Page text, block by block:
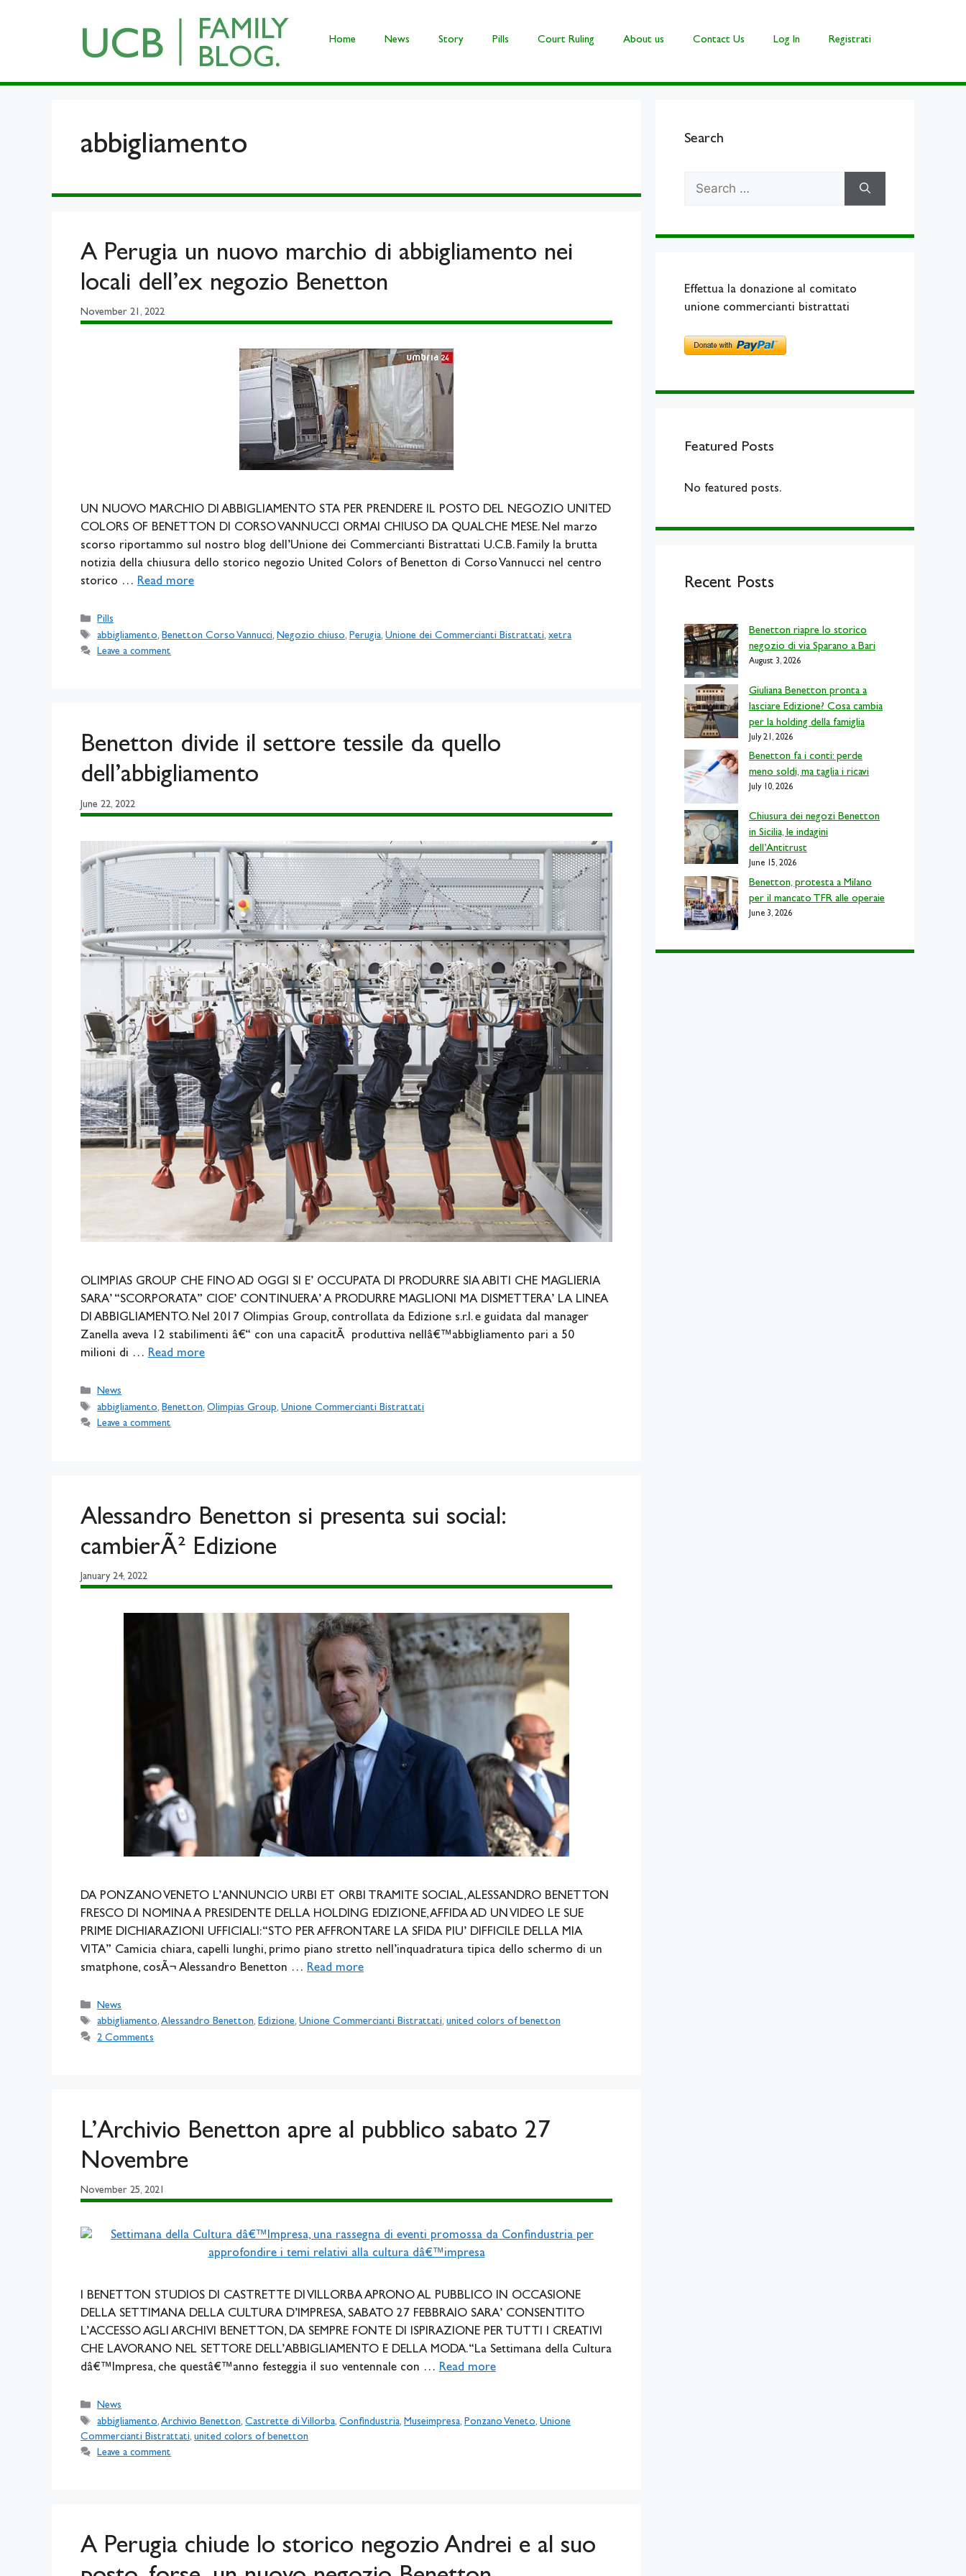
Home News Story Pills Court Ruling About us Contact Us Log In Registrati
abbigliamento
A Perugia un nuovo marchio di abbigliamento nei
locali dell’ex negozio Benetton
November 21, 2022
UN NUOVO MARCHIO DI ABBIGLIAMENTO STA PER PRENDERE IL POSTO DEL NEGOZIO UNITED
COLORS OF BENETTON DI CORSO VANNUCCI ORMAI CHIUSO DA QUALCHE MESE. Nel marzo
scorso riportammo sul nostro blog dell’Unione dei Commercianti Bistrattati U.C.B. Family la brutta
notizia della chiusura dello storico negozio United Colors of Benetton di Corso Vannucci nel centro
storico … Read more
Categories
Pills
Tags
abbigliamento,Benetton Corso Vannucci,Negozio chiuso,Perugia,Unione dei Commercianti Bistrattati,xetra
Leave a comment
Benetton divide il settore tessile da quello
dell’abbigliamento
June 22, 2022
OLIMPIAS GROUP CHE FINO AD OGGI SI E’ OCCUPATA DI PRODURRE SIA ABITI CHE MAGLIERIA
SARA’ “SCORPORATA” CIOE’ CONTINUERA’ A PRODURRE MAGLIONI MA DISMETTERA’ LA LINEA
DI ABBIGLIAMENTO. Nel 2017 Olimpias Group, controllata da Edizione s.r.l. e guidata dal manager
Zanella aveva 12 stabilimenti â€“ con una capacitÃ produttiva nellâ€™abbigliamento pari a 50
milioni di … Read more
Categories
News
Tags
abbigliamento,Benetton,Olimpias Group,Unione Commercianti Bistrattati
Leave a comment
Alessandro Benetton si presenta sui social:
cambierÃ² Edizione
January 24, 2022
DA PONZANO VENETO L’ANNUNCIO URBI ET ORBI TRAMITE SOCIAL, ALESSANDRO BENETTON
FRESCO DI NOMINA A PRESIDENTE DELLA HOLDING EDIZIONE, AFFIDA AD UN VIDEO LE SUE
PRIME DICHIARAZIONI UFFICIALI: “STO PER AFFRONTARE LA SFIDA PIU’ DIFFICILE DELLA MIA
VITA” Camicia chiara, capelli lunghi, primo piano stretto nell’inquadratura tipica dello schermo di un
smatphone, cosÃ¬ Alessandro Benetton … Read more
Categories
News
Tags
abbigliamento,Alessandro Benetton,Edizione,Unione Commercianti Bistrattati,united colors of benetton
2 Comments
L’Archivio Benetton apre al pubblico sabato 27
Novembre
November 25, 2021
I BENETTON STUDIOS DI CASTRETTE DI VILLORBA APRONO AL PUBBLICO IN OCCASIONE
DELLA SETTIMANA DELLA CULTURA D’IMPRESA, SABATO 27 FEBBRAIO SARA’ CONSENTITO
L’ACCESSO AGLI ARCHIVI BENETTON, DA SEMPRE FONTE DI ISPIRAZIONE PER TUTTI I CREATIVI
CHE LAVORANO NEL SETTORE DELL’ABBIGLIAMENTO E DELLA MODA. “La Settimana della Cultura
dâ€™Impresa, che questâ€™anno festeggia il suo ventennale con … Read more
Categories
News
Tags
abbigliamento,Archivio Benetton,Castrette di Villorba,Confindustria,Museimpresa,Ponzano Veneto,Unione
Commercianti Bistrattati, united colors of benetton
Leave a comment
A Perugia chiude lo storico negozio Andrei e al suo
Search
Effettua la donazione al comitato
unione commercianti bistrattati
Featured Posts
No featured posts.
Recent Posts
Benetton riapre lo storico
negozio di via Sparano a Bari
August 3, 2026
Giuliana Benetton pronta a
lasciare Edizione? Cosa cambia
per la holding della famiglia
July 21, 2026
Benetton fa i conti: perde
meno soldi, ma taglia i ricavi
July 10, 2026
Chiusura dei negozi Benetton
in Sicilia, le indagini
dell’Antitrust
June 15, 2026
Benetton, protesta a Milano
per il mancato TFR alle operaie
June 3, 2026